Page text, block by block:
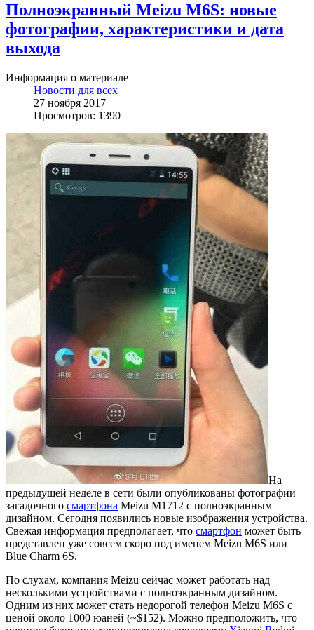
Полноэкранный Meizu M6S: новые
фотографии, характеристики и дата
выхода
Информация о материале
Новости для всех
27 ноября 2017
Просмотров: 1390
На
предыдущей неделе в сети были опубликованы фотографии
загадочного смартфона Meizu M1712 с полноэкранным
дизайном. Сегодня появились новые изображения устройства.
Свежая информация предполагает, что смартфон может быть
представлен уже совсем скоро под именем Meizu M6S или
Blue Charm 6S.
По слухам, компания Meizu сейчас может работать над
несколькими устройствами с полноэкранным дизайном.
Одним из них может стать недорогой телефон Meizu M6S с
ценой около 1000 юаней (~$152). Можно предположить, что